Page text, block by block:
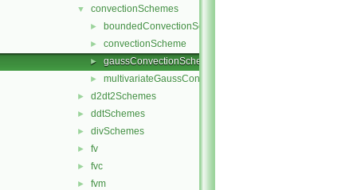
▼ convectionSchemes
► boundedConvectionScheme
► convectionScheme
► gaussConvectionScheme
► multivariateGaussConvectionScheme
► d2dt2Schemes
► ddtSchemes
► divSchemes
► fv
► fvc
► fvm